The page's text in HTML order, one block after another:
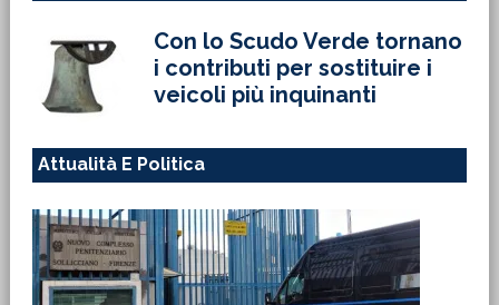
Con lo Scudo Verde tornano
i contributi per sostituire i
veicoli più inquinanti
Attualità E Politica